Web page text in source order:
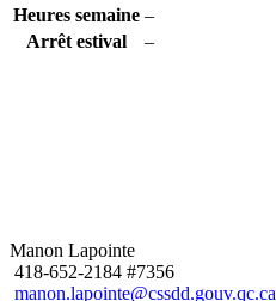
Heures semaine –
Arrêt estival
–
Manon Lapointe
418-652-2184 #7356
manon.lapointe@cssdd.gouv.qc.ca